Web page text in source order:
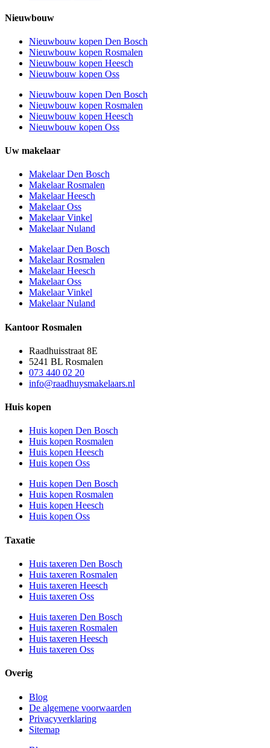
Nieuwbouw
Nieuwbouw kopen Den Bosch
Nieuwbouw kopen Rosmalen
Nieuwbouw kopen Heesch
Nieuwbouw kopen Oss
Nieuwbouw kopen Den Bosch
Nieuwbouw kopen Rosmalen
Nieuwbouw kopen Heesch
Nieuwbouw kopen Oss
Uw makelaar
Makelaar Den Bosch
Makelaar Rosmalen
Makelaar Heesch
Makelaar Oss
Makelaar Vinkel
Makelaar Nuland
Makelaar Den Bosch
Makelaar Rosmalen
Makelaar Heesch
Makelaar Oss
Makelaar Vinkel
Makelaar Nuland
Kantoor Rosmalen
Raadhuisstraat 8E
5241 BL Rosmalen
073 440 02 20
info@raadhuysmakelaars.nl
Huis kopen
Huis kopen Den Bosch
Huis kopen Rosmalen
Huis kopen Heesch
Huis kopen Oss
Huis kopen Den Bosch
Huis kopen Rosmalen
Huis kopen Heesch
Huis kopen Oss
Taxatie
Huis taxeren Den Bosch
Huis taxeren Rosmalen
Huis taxeren Heesch
Huis taxeren Oss
Huis taxeren Den Bosch
Huis taxeren Rosmalen
Huis taxeren Heesch
Huis taxeren Oss
Overig
Blog
De algemene voorwaarden
Privacyverklaring
Sitemap